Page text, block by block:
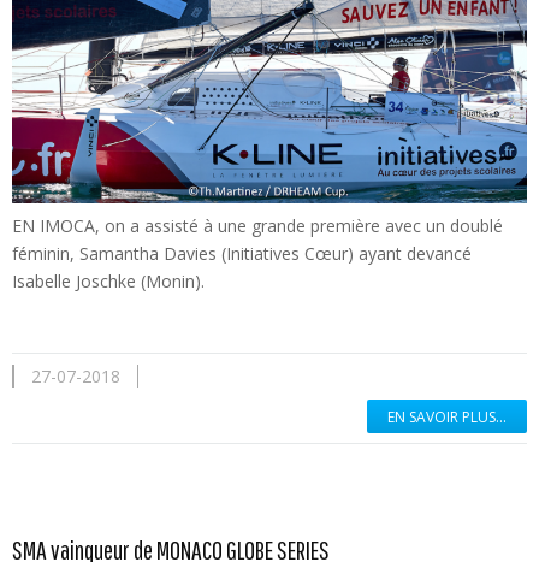
EN IMOCA, on a assisté à une grande première avec un doublé
féminin, Samantha Davies (Initiatives Cœur) ayant devancé
Isabelle Joschke (Monin).
27-07-2018
EN SAVOIR PLUS...
SMA vainqueur de MONACO GLOBE SERIES